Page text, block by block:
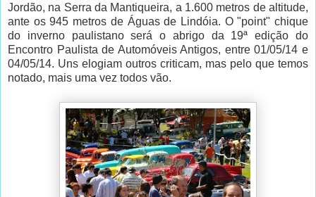
Jordão, na Serra da Mantiqueira, a 1.600 metros de altitude,
ante os 945 metros de Águas de Lindóia. O "point" chique
do inverno paulistano será o abrigo da 19ª edição do
Encontro Paulista de Automóveis Antigos, entre 01/05/14 e
04/05/14. Uns elogiam outros criticam, mas pelo que temos
notado, mais uma vez todos vão.